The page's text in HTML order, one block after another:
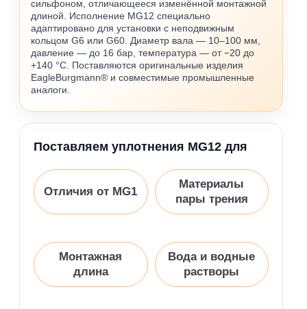
сильфоном, отличающееся изменённой монтажной
длиной. Исполнение MG12 специально
адаптировано для установки с неподвижным
кольцом G6 или G60. Диаметр вала — 10–100 мм,
давление — до 16 бар, температура — от −20 до
+140 °C. Поставляются оригинальные изделия
EagleBurgmann® и совместимые промышленные
аналоги.
Поставляем уплотнения MG12 для
Отличия от MG1
Материалы
пары трения
Монтажная
длина
Вода и водные
растворы